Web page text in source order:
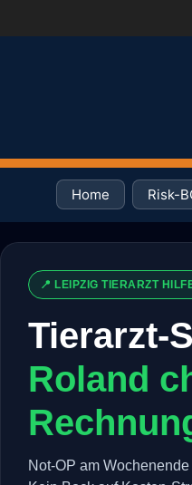
Home Risk-
📍 LEIPZIG TIERARZT
Tierarzt-
Roland
Not-OP am